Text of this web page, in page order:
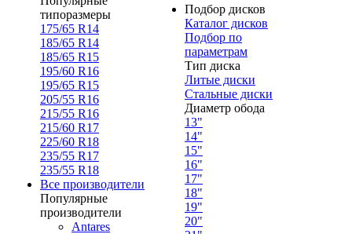
типоразмеры
175/65 R14
185/65 R14
185/65 R15
195/60 R16
195/65 R15
205/55 R16
215/55 R16
215/60 R17
225/60 R18
235/55 R17
235/55 R18
Все производители
Популярные
производители
Antares
Подбор дисков
Каталог дисков
Подбор по
параметрам
Тип диска
Литые диски
Стальные диски
Диаметр обода
13"
14"
15"
16"
17"
18"
19"
20"